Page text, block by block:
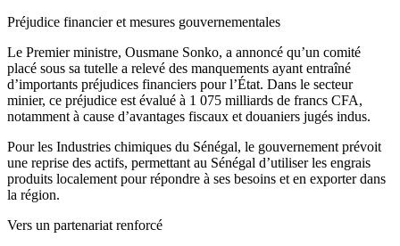
Préjudice financier et mesures gouvernementales
Le Premier ministre, Ousmane Sonko, a annoncé qu’un comité
placé sous sa tutelle a relevé des manquements ayant entraîné
d’importants préjudices financiers pour l’État. Dans le secteur
minier, ce préjudice est évalué à 1 075 milliards de francs CFA,
notamment à cause d’avantages fiscaux et douaniers jugés indus.
Pour les Industries chimiques du Sénégal, le gouvernement prévoit
une reprise des actifs, permettant au Sénégal d’utiliser les engrais
produits localement pour répondre à ses besoins et en exporter dans
la région.
Vers un partenariat renforcé